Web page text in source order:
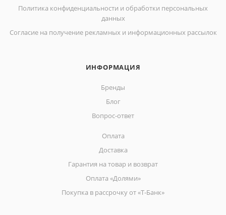
Политика конфиденциальности и обработки персональных
данных
Согласие на получение рекламных и информационных рассылок
ИНФОРМАЦИЯ
Бренды
Блог
Вопрос-ответ
Оплата
Доставка
Гарантия на товар и возврат
Оплата «Долями»
Покупка в рассрочку от «Т-Банк»